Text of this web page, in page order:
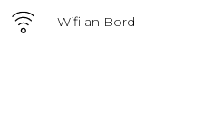
Wifi an Bord